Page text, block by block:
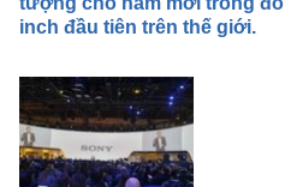
inch đầu tiên trên thế giới.